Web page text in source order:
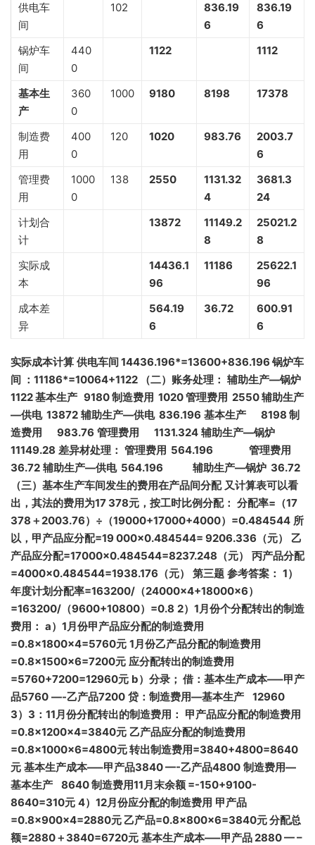
供电车
间
102
836.19
6
836.19
6
锅炉车
间
440
0
1122 1112
基本生
产
360
0
1000 9180 8198 17378
制造费
用
400
0
120 1020 983.76
2003.7
6
管理费
用
1000
0
138 2550
1131.32
4
3681.3
24
计划合
计
13872
11149.2
8
25021.2
8
实际成
本
14436.1
96
11186
25622.1
96
成本差
异
564.19
6
36.72
600.91
6
实际成本计算 供电车间 14436.196*=13600+836.196 锅炉车
间 ：11186*=10064+1122
（二）账务处理： 辅助生产—锅炉
1122基本生产 9180制造费用 1020管理费用 2550辅助生产
—供电 13872 辅助生产—供电 836.196 基本生产 8198 制
造费用 983.76 管理费用 1131.324 辅助生产—锅炉
11149.28 差异材处理： 管理费用 564.196 管理费用
36.72 辅助生产—供电 564.196 辅助生产—锅炉 36.72
（三）基本生产车间发生的费用在产品间分配 又计算表可以看
出，其法的费用为17 378元，按工时比例分配： 分配率=（17
378＋2003.76）÷（19000+17000+4000）=0.484544 所
以，甲产品应分配=19 000×0.484544= 9206.336（元）
乙
产品应分配=17000×0.484544=8237.248（元）
丙产品分配
=4000×0.484544=1938.176（元）
第三题 参考答案： 1）
年度计划分配率=163200/ （24000×4+18000×6）
=163200/ （9600+10800）=0.8 2）1月份个分配转出的制造
费用： a）1月份甲产品应分配的制造费用
=0.8×1800×4=5760元 1月份乙产品分配的制造费用
=0.8×1500×6=7200元 应分配转出的制造费用
=5760+7200=12960元 b）分录； 借：基本生产成本—–甲产
品5760 —-乙产品7200 贷：制造费用—基本生产 12960
3）3 ：11月份分配转出的制造费用： 甲产品应分配的制造费用
=0.8×1200×4=3840元 乙产品应分配的制造费用
=0.8×1000×6=4800元转出制造费用=3840+4800=8640
元 基本生产成本—–甲产品3840—-乙产品4800 制造费用—
基本生产 8640制造费用11月末余额 =-150+9100-
8640=310元 4）12月份应分配的制造费用 甲产品
=0.8×900×4=2880元乙产品=0.8×800×6=3840元分配总
额=2880＋3840=6720元 基本生产成本—–甲产品 2880— –